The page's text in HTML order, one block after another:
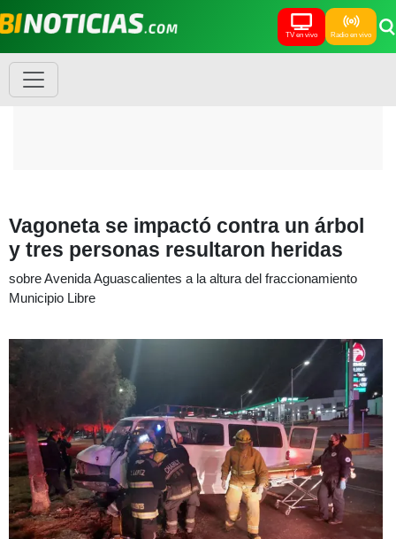
TV en vivo Radio en vivo
Vagoneta se impactó contra un árbol
y tres personas resultaron heridas
sobre Avenida Aguascalientes a la altura del fraccionamiento
Municipio Libre